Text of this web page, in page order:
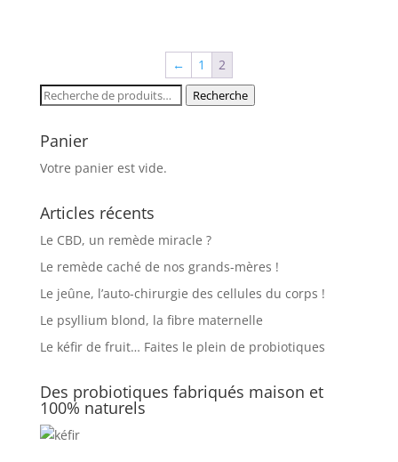
← 1
2
Recherche
Recherche
Panier
Votre panier est vide.
Articles récents
Le CBD, un remède miracle ?
Le remède caché de nos grands-mères !
Le jeûne, l’auto-chirurgie des cellules du corps !
Le psyllium blond, la fibre maternelle
Le kéfir de fruit… Faites le plein de probiotiques
Des probiotiques fabriqués maison et
100% naturels